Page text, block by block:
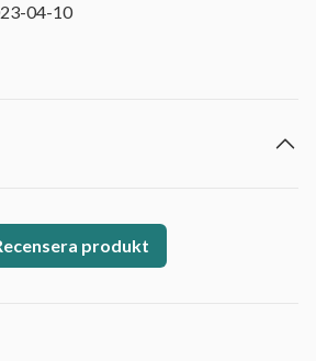
04-10
produkt